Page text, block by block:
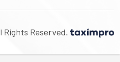
Reserved.